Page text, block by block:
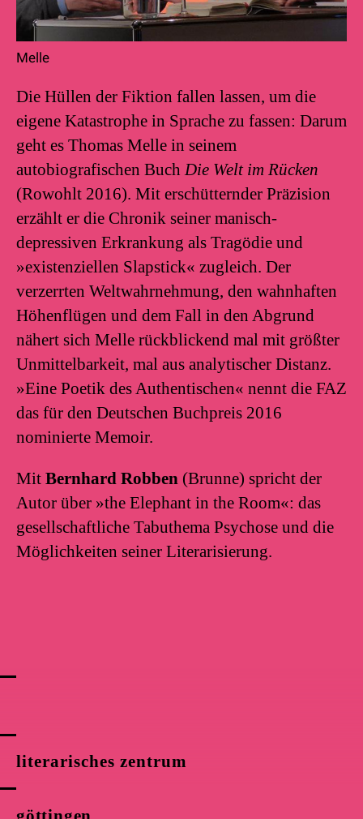
literarisches zentrum
Melle
Die Hüllen der Fiktion fallen lassen, um die
eigene Katastrophe in Sprache zu fassen: Darum
geht es Thomas Melle in seinem
autobiografischen BuchDie Welt im Rücken
(Rowohlt 2016). Mit erschütternder Präzision
erzählt er die Chronik seiner manisch-
depressiven Erkrankung als Tragödie und
»existenziellen Slapstick« zugleich. Der
verzerrten Weltwahrnehmung, den wahnhaften
Höhenflügen und dem Fall in den Abgrund
nähert sich Melle rückblickend mal mit größter
Unmittelbarkeit, mal aus analytischer Distanz.
»Eine Poetik des Authentischen« nennt die FAZ
das für den Deutschen Buchpreis 2016
nominierte Memoir.
Mit Bernhard Robben (Brunne) spricht der
Autor über »the Elephant in the Room«: das
gesellschaftliche Tabuthema Psychose und die
Möglichkeiten seiner Literarisierung.